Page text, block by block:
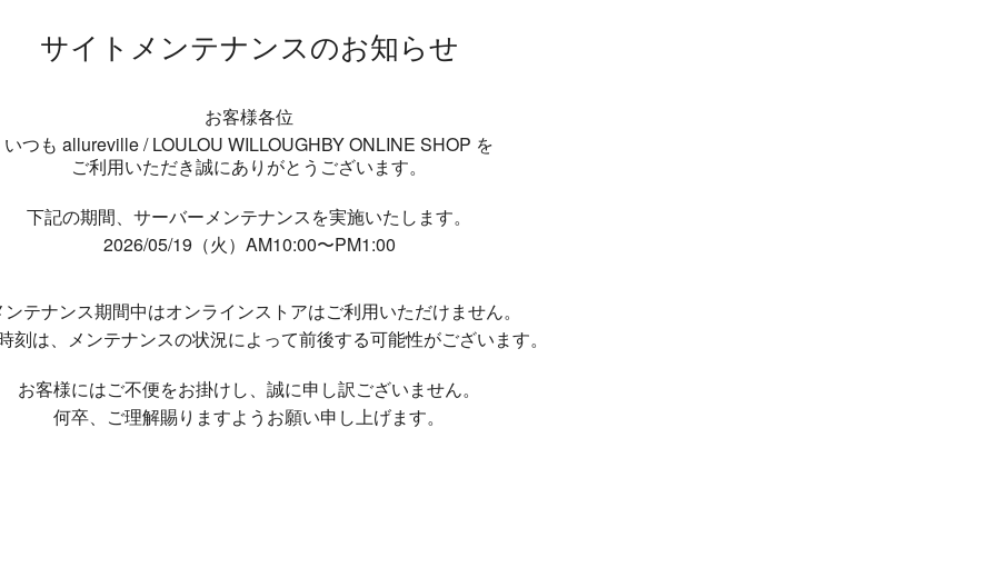
サイトメンテナンスのお知らせ
お客様各位
いつも allureville / LOULOU WILLOUGHBY ONLINE SHOP を
ご利用いただき誠にありがとうございます。
下記の期間、サーバーメンテナンスを実施いたします。
2026/05/19（火）AM10:00〜PM1:00
ンテナンス期間中はオンラインストアはご利用いただけません。
刻は、メンテナンスの状況によって前後する可能性がございます。
お客様にはご不便をお掛けし、 誠に申し訳ございません。
何卒、ご理解賜りますようお願い申し上げます。